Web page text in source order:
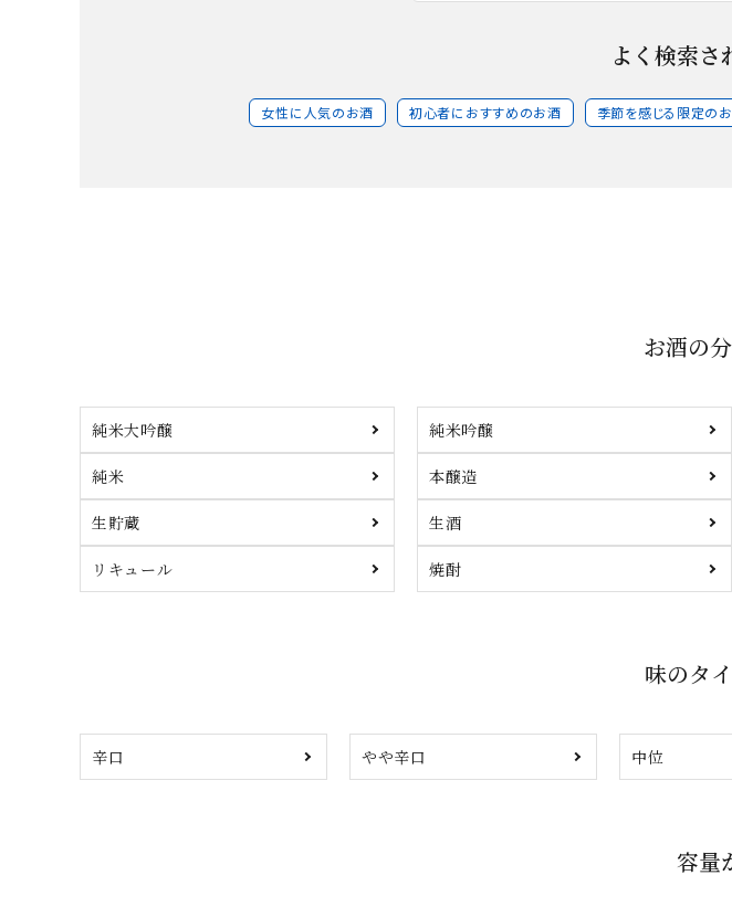
よく検索さ
女性に人気のお酒 初心者におすすめのお酒 季節を感じる限定の
お酒の
純米大吟醸 純米吟醸
純米 本醸造
生貯蔵 生酒
リキュール 焼酎
味のタ
辛口 やや辛口 中位
容量